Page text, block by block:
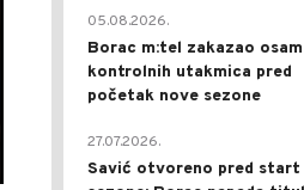
05.08.2026.
Borac m:tel zakazao osam
kontrolnih utakmica pred
početak nove sezone
27.07.2026.
Savić otvoreno pred start